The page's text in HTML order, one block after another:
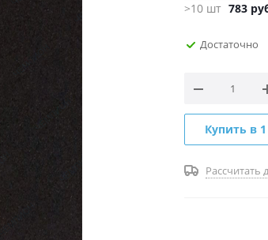
>10 шт 783
Достаточно
Купить в
Рассчитать